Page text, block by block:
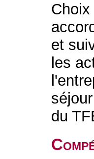
et
les
du